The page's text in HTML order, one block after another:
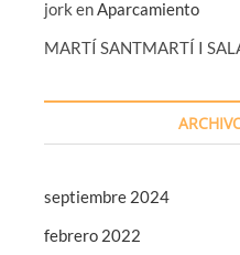
jork en Aparcamiento
MARTÍ SANTMARTÍ I
septiembre 2024
febrero 2022